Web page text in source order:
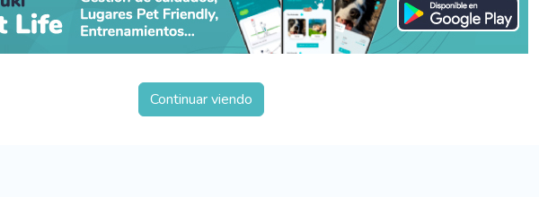
Continuar viendo